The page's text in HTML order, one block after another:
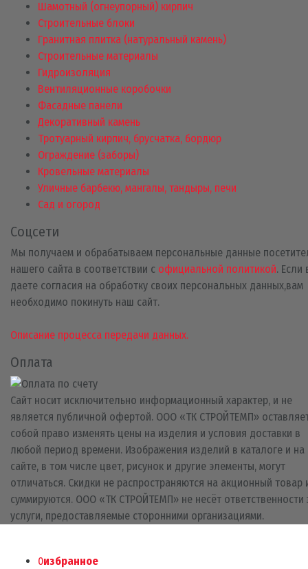
Шамотный (огнеупорный) кирпич
Строительные блоки
Гранитная плитка (натуральный камень)
Строительные материалы
Гидроизоляция
Вентиляционные коробочки
Фасадные панели
Декоративный камень
Тротуарный кирпич, брусчатка, бордюр
Ограждение (заборы)
Кровельные материалы
Уличные барбекю, мангалы, тандыры, печи
Сад и огород
Соцсети
Мы получаем и обрабатываем персональные данные
нашего сайта в соответствии с официальной политикой. Если
даете согласия на обработку своих персональных данных,вам
необходимо покинуть наш сайт.
Описание процесса передачи данных.
Оплата
Сайт носит исключительно информационный характер, и не
является публичной офертой. ООО «ТК СТРОЙТЕМП»
собой право изменять цены на изделия и условия доставки в
любой период времени. Изображения изделий в каталоге и на
сайте, в том числе цвет, рисунок и другие элементы, могут
отличаться. Скидки не распространяются на акционный товар
суммируются. ООО «ТК СТРОЙТЕМП» не несёт ответственности
услуги, предоставляемые сторонними организациями.
0избранное